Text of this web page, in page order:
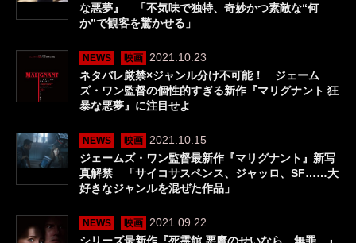
な悪夢』 「不気味で独特、奇妙かつ素敵な“何
か”で観客を驚かせる」
NEWS 映画
2021.10.23
ネタバレ厳禁×ジャンル分け不可能！ ジェーム
ズ・ワン監督の個性的すぎる新作『マリグナント 狂
暴な悪夢』に注目せよ
NEWS 映画
2021.10.15
ジェームズ・ワン監督最新作『マリグナント』新写
真解禁 「サイコサスペンス、ジャッロ、SF……大
好きなジャンルを混ぜた作品」
NEWS 映画
2021.09.22